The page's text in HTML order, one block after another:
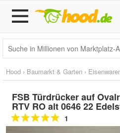
Hood › Baumarkt & Garten ›
FSB Türdrücker auf
RTV RO alt 0646 22
1